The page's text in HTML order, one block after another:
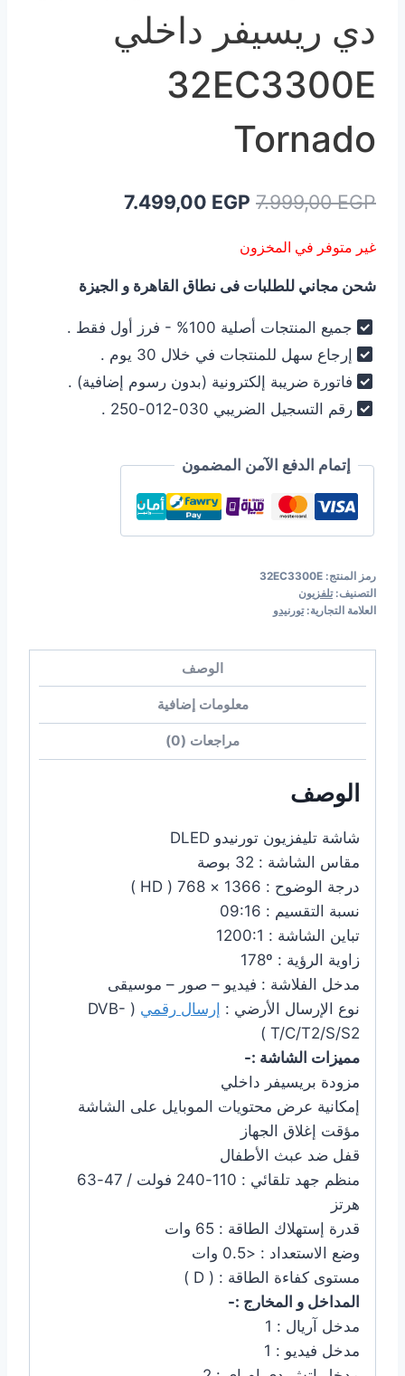
دي ريسيفر داخلي
32EC3300E
Tornado
7.999,00EGP
السعر
هو:
7.999,00 EGP.
7.499,00 EGP
السعر
7.499,00 EGP.
غير متوفر في المخزون
شحن مجاني للطلبات فى نطاق القاهرة و الجيزة
جميع المنتجات أصلية 100% - فرز أول فقط .
إرجاع سهل للمنتجات في خلال 30 يوم .
فاتورة ضريبة إلكترونية (بدون رسوم إضافية) .
رقم التسجيل الضريبي 030-012-250 .
إتمام الدفع الآمن المضمون
رمز المنتج: 32EC3300E
التصنيف:تلفزيون
العلامة التجارية:تورنيدو
الوصف
معلومات إضافية
مراجعات (0)
الوصف
شاشة تليفزيون تورنيدو DLED
مقاس الشاشة : 32 بوصة
درجة الوضوح : 1366 × 768 ( HD )
نسبة التقسيم : 09:16
تباين الشاشة : 1200:1
زاوية الرؤية : 178º
مدخل الفلاشة : فيديو – صور – موسيقى
نوع الإرسال الأرضي : إرسال رقمي
( DVB-
T/C/T2/S/S2 )
مميزات الشاشة :-
مزودة بريسيفر داخلي
إمكانية عرض محتويات الموبايل على الشاشة
مؤقت إغلاق الجهاز
قفل ضد عبث الأطفال
منظم جهد تلقائي : 110-240 فولت / 47-63
هرتز
قدرة إستهلاك الطاقة : 65 وات
وضع الاستعداد : <0.5 وات
مستوى كفاءة الطاقة : ( D )
المداخل و المخارج :-
مدخل آريال : 1
مدخل فيديو : 1